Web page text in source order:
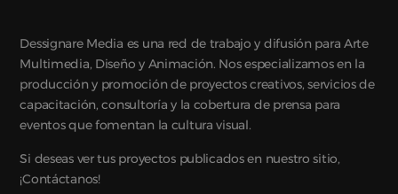
Dessignare Media es una red de trabajo y difusión para Arte
Multimedia, Diseño y Animación. Nos especializamos en la
producción y promoción de proyectos creativos, servicios de
capacitación, consultoría y la cobertura de prensa para
eventos que fomentan la cultura visual.
Si deseas ver tus proyectos publicados en nuestro sitio,
¡Contáctanos!